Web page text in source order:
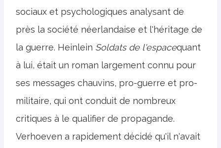
sociaux et psychologiques analysant de
près la société néerlandaise et l'héritage de
la guerre. Heinlein Soldats de l'espacequant
à lui, était un roman largement connu pour
ses messages chauvins, pro-guerre et pro-
militaire, qui ont conduit de nombreux
critiques à le qualifier de propagande.
Verhoeven a rapidement décidé qu'il n'avait